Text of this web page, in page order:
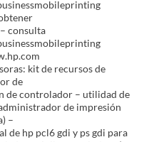
consulta
kit de recursos de
de
de controlador – utilidad de
de impresión
–
de hp pcl6 gdi y ps gdi para